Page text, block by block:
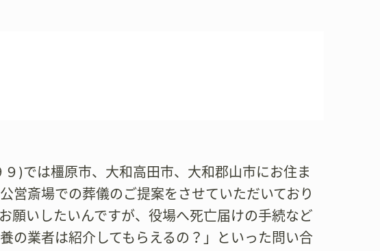
)では橿原市、大和高田市、大和郡山市にお住ま
営斎場での葬儀のご提案をさせていただいており
願いしたいんですが、役場へ死亡届けの手続など
の業者は紹介してもらえるの？」といった問い合